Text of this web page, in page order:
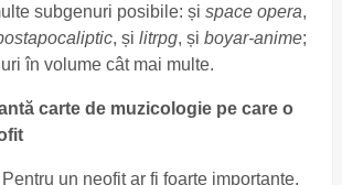
subgenuri posibile: și space opera,
, și litrpg, și boyar-anime;
în volume cât mai multe.
carte de muzicologie pe care o
Pentru un neofit ar fi foarte importante,